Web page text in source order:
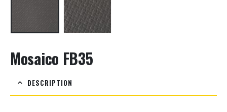
Mosaico FB35
DESCRIPTION